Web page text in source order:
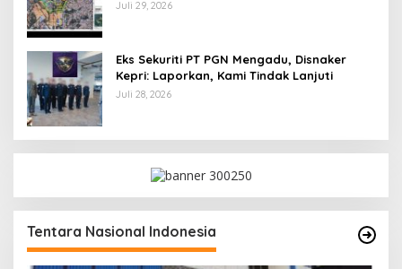
Juli 29, 2026
Eks Sekuriti PT PGN Mengadu, Disnaker
Kepri: Laporkan, Kami Tindak Lanjuti
Juli 28, 2026
Tentara Nasional Indonesia